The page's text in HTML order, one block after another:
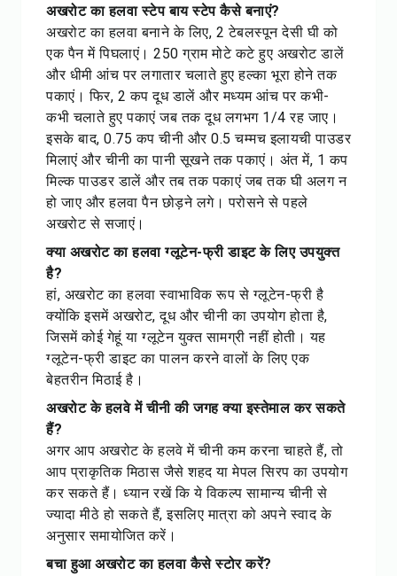
अखरोट का हलवा स्टेप बाय स्टेप कैसे बनाएं?
अखरोट का हलवा बनाने के लिए, 2 टेबलस्पून देसी घी को
एक पैन में पिघलाएं। 250 ग्राम मोटे कटे हुए अखरोट डालें
और धीमी आंच पर लगातार चलाते हुए हल्का भूरा होने तक
पकाएं। फिर, 2 कप दूध डालें और मध्यम आंच पर कभी-
कभी चलाते हुए पकाएं जब तक दूध लगभग 1/4 रह जाए।
इसके बाद, 0.75 कप चीनी और 0.5 चम्मच इलायची पाउडर
मिलाएं और चीनी का पानी सूखने तक पकाएं। अंत में, 1 कप
मिल्क पाउडर डालें और तब तक पकाएं जब तक घी अलग न
हो जाए और हलवा पैन छोड़ने लगे। परोसने से पहले
अखरोट से सजाएं।
क्या अखरोट का हलवा ग्लूटेन-फ्री डाइट के लिए उपयुक्त
है?
हां, अखरोट का हलवा स्वाभाविक रूप से ग्लूटेन-फ्री है
क्योंकि इसमें अखरोट, दूध और चीनी का उपयोग होता है,
जिसमें कोई गेहूं या ग्लूटेन युक्त सामग्री नहीं होती। यह
ग्लूटेन-फ्री डाइट का पालन करने वालों के लिए एक
बेहतरीन मिठाई है।
अखरोट के हलवे में चीनी की जगह क्या इस्तेमाल कर सकते
हैं?
अगर आप अखरोट के हलवे में चीनी कम करना चाहते हैं, तो
आप प्राकृतिक मिठास जैसे शहद या मेपल सिरप का उपयोग
कर सकते हैं। ध्यान रखें कि ये विकल्प सामान्य चीनी से
ज्यादा मीठे हो सकते हैं, इसलिए मात्रा को अपने स्वाद के
अनुसार समायोजित करें।
बचा हुआ अखरोट का हलवा कैसे स्टोर करें?